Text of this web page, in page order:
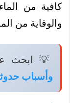
كافية من
والوقاية من
💡 ابحث
وأسباب